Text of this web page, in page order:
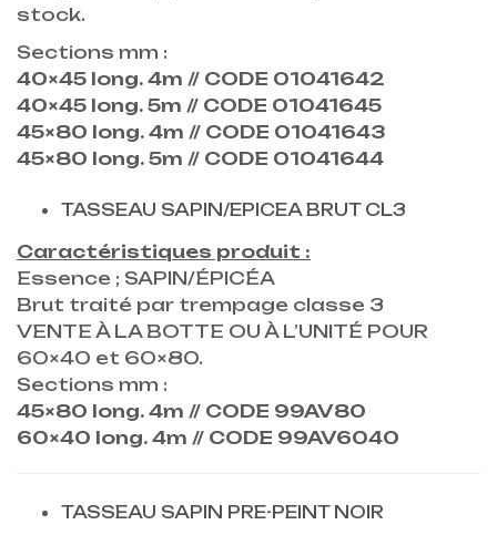
stock.
Sections mm :
40×45 long. 4m // CODE 01041642
40×45 long. 5m // CODE 01041645
45×80 long. 4m // CODE 01041643
45×80 long. 5m // CODE 01041644
TASSEAU SAPIN/EPICEA BRUT CL3
Caractéristiques produit :
Essence ; SAPIN/ÉPICÉA
Brut traité par trempage classe 3
VENTE À LA BOTTE OU À L’UNITÉ POUR
60×40 et 60×80.
Sections mm :
45×80 long. 4m // CODE 99AV80
60×40 long. 4m // CODE 99AV6040
TASSEAU SAPIN PRE-PEINT NOIR